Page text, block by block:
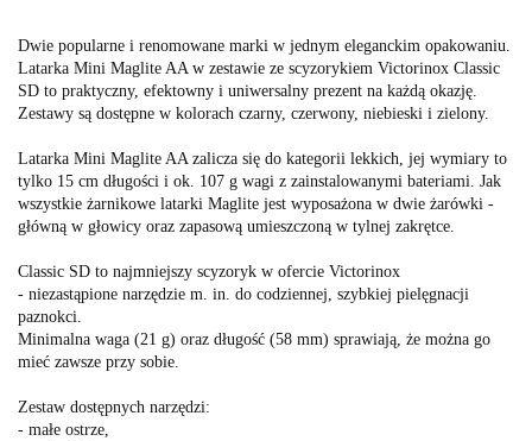
Dwie popularne i renomowane marki w jednym eleganckim opakowaniu.
Latarka Mini Maglite AA w zestawie ze scyzorykiem Victorinox Classic
SD to praktyczny, efektowny i uniwersalny prezent na każdą okazję.
Zestawy są dostępne w kolorach czarny, czerwony, niebieski i zielony.
Latarka Mini Maglite AA zalicza się do kategorii lekkich, jej wymiary to
tylko 15 cm długości i ok. 107 g wagi z zainstalowanymi bateriami. Jak
wszystkie żarnikowe latarki Maglite jest wyposażona w dwie żarówki -
główną w głowicy oraz zapasową umieszczoną w tylnej zakrętce.
Classic SD to najmniejszy scyzoryk w ofercie Victorinox
- niezastąpione narzędzie m. in. do codziennej, szybkiej pielęgnacji
paznokci.
Minimalna waga (21 g) oraz długość (58 mm) sprawiają, że można go
mieć zawsze przy sobie.
Zestaw dostępnych narzędzi:
- małe ostrze,